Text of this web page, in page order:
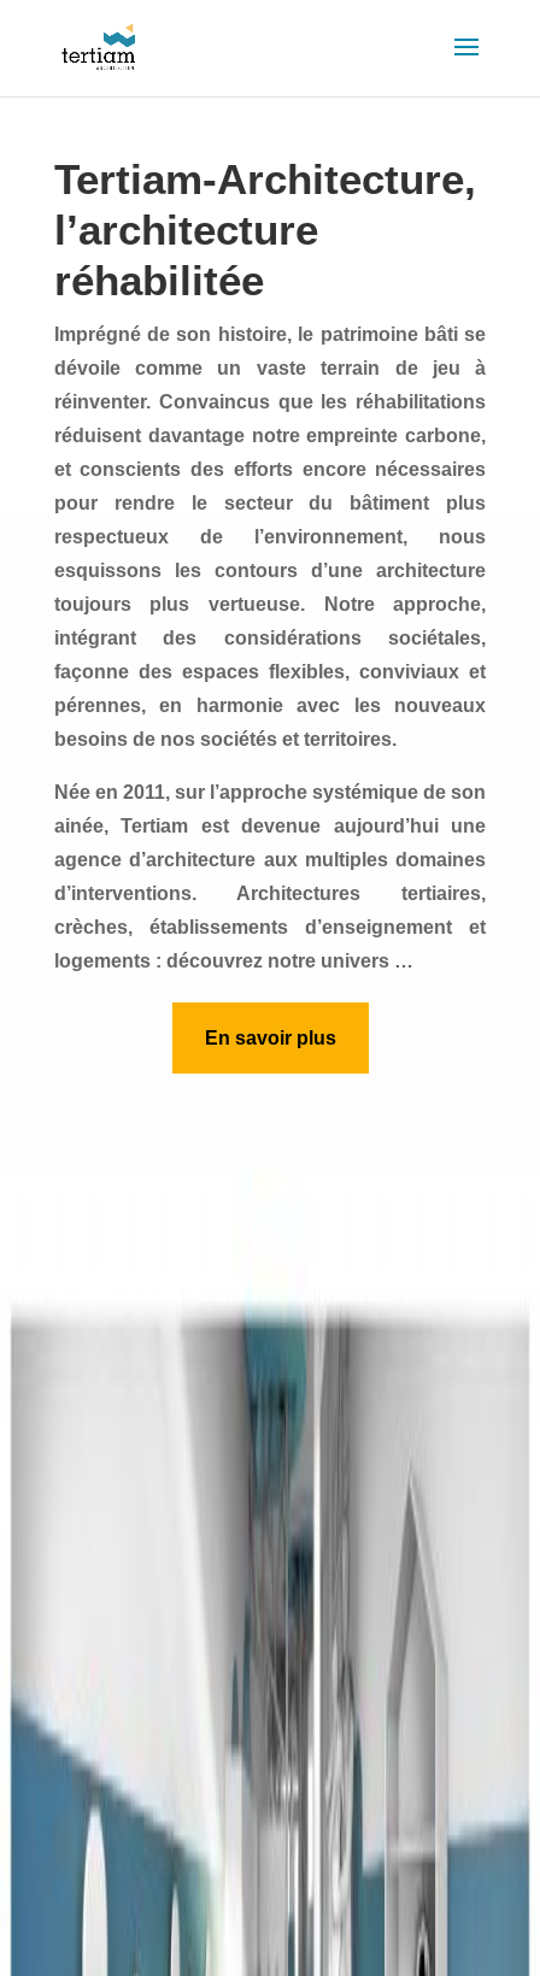
Tertiam-Architecture,
l’architecture
réhabilitée
Imprégné de son histoire, le patrimoine bâti se
dévoile comme un vaste terrain de jeu à
réinventer. Convaincus que les réhabilitations
réduisent davantage notre empreinte carbone,
et conscients des efforts encore nécessaires
pour rendre le secteur du bâtiment plus
respectueux de l’environnement, nous
esquissons les contours d’une architecture
toujours plus vertueuse. Notre approche,
intégrant des considérations sociétales,
façonne des espaces flexibles, conviviaux et
pérennes, en harmonie avec les nouveaux
besoins de nos sociétés et territoires.
Née en 2011, sur l’approche systémique de son
ainée, Tertiam est devenue aujourd’hui une
agence d’architecture aux multiples domaines
d’interventions. Architectures tertiaires,
crèches, établissements d’enseignement et
logements : découvrez notre univers …
En savoir plus